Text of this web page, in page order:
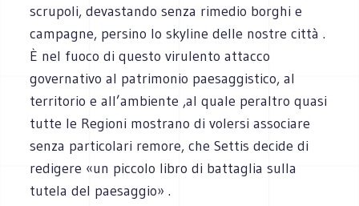
scrupoli, devastando senza rimedio borghi e
campagne, persino lo skyline delle nostre città .
È nel fuoco di questo virulento attacco
governativo al patrimonio paesaggistico, al
territorio e all’ambiente ,al quale peraltro quasi
tutte le Regioni mostrano di volersi associare
senza particolari remore, che Settis decide di
redigere «un piccolo libro di battaglia sulla
tutela del paesaggio» .